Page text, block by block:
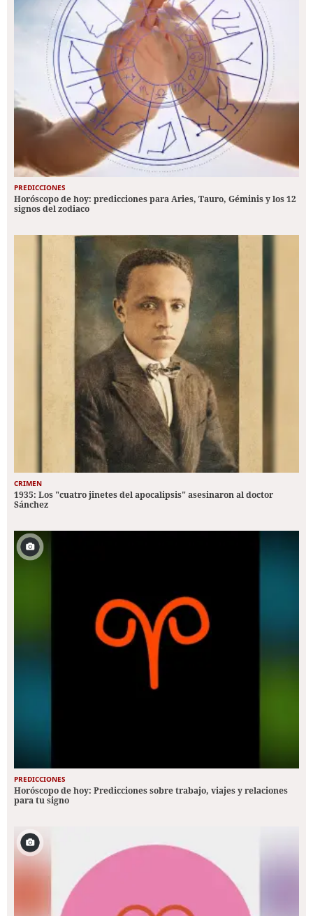
PREDICCIONES
Horóscopo de hoy: predicciones para Aries, Tauro, Géminis y los 12
signos del zodiaco
CRIMEN
1935: Los "cuatro jinetes del apocalipsis" asesinaron al doctor
Sánchez
PREDICCIONES
Horóscopo de hoy: Predicciones sobre trabajo, viajes y relaciones
para tu signo